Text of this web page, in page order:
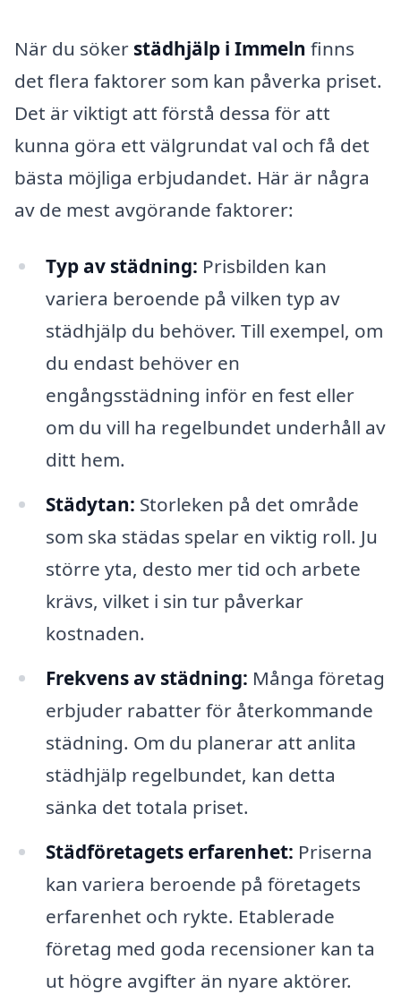
När du söker städhjälp i Immeln finns
det flera faktorer som kan påverka priset.
Det är viktigt att förstå dessa för att
kunna göra ett välgrundat val och få det
bästa möjliga erbjudandet. Här är några
av de mest avgörande faktorer:
Typ av städning: Prisbilden kan
variera beroende på vilken typ av
städhjälp du behöver. Till exempel, om
du endast behöver en
engångsstädning inför en fest eller
om du vill ha regelbundet underhåll av
ditt hem.
Städytan: Storleken på det område
som ska städas spelar en viktig roll. Ju
större yta, desto mer tid och arbete
krävs, vilket i sin tur påverkar
kostnaden.
Frekvens av städning: Många företag
erbjuder rabatter för återkommande
städning. Om du planerar att anlita
städhjälp regelbundet, kan detta
sänka det totala priset.
Städföretagets erfarenhet: Priserna
kan variera beroende på företagets
erfarenhet och rykte. Etablerade
företag med goda recensioner kan ta
ut högre avgifter än nyare aktörer.